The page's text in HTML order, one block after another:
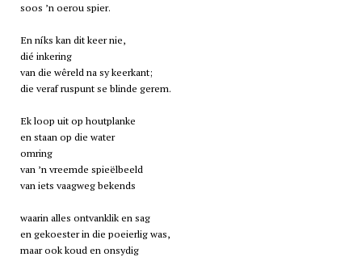
soos ’n oerou spier.
En níks kan dit keer nie,
dié inkering
van die wêreld na sy keerkant;
die veraf ruspunt se blinde gerem.
Ek loop uit op houtplanke
en staan op die water
omring
van ’n vreemde spieëlbeeld
van iets vaagweg bekends
waarin alles ontvanklik en sag
en gekoester in die poeierlig was,
maar ook koud en onsydig